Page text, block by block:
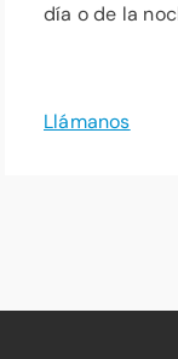
día o de la
Llámanos